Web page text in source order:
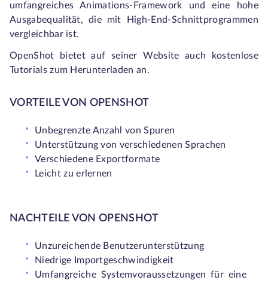
umfangreiches Animations-Framework und eine hohe
Ausgabequalität, die mit High-End-Schnittprogrammen
vergleichbar ist.
OpenShot bietet auf seiner Website auch kostenlose
Tutorials zum Herunterladen an.
VORTEILE VON OPENSHOT
Unbegrenzte Anzahl von Spuren
Unterstützung von verschiedenen Sprachen
Verschiedene Exportformate
Leicht zu erlernen
NACHTEILE VON OPENSHOT
Unzureichende Benutzerunterstützung
Niedrige Importgeschwindigkeit
Umfangreiche Systemvoraussetzungen für eine